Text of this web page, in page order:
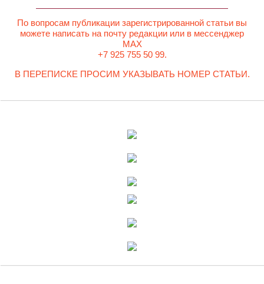
По вопросам публикации зарегистрированной статьи вы
можете написать на почту редакции или в мессенджер
MAX
+7 925 755 50 99.
В ПЕРЕПИСКЕ ПРОСИМ УКАЗЫВАТЬ НОМЕР СТАТЬИ.